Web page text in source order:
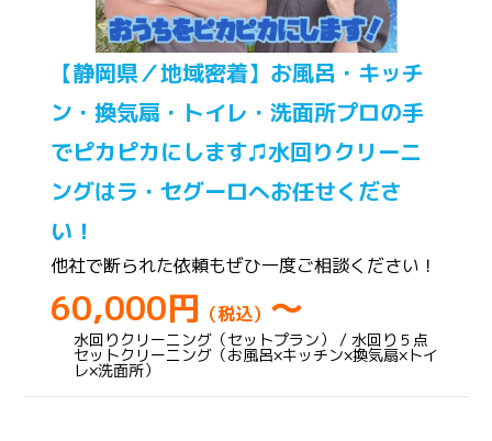
【静岡県／地域密着】お風呂・キッチ
ン・換気扇・トイレ・洗面所プロの手
でピカピカにします♫水回りクリーニ
ングはラ・セグーロへお任せくださ
い！
他社で断られた依頼もぜひ一度ご相談ください！
60,000円 （税込） ～
水回りクリーニング（セットプラン） / 水回り５点
セットクリーニング（お風呂×キッチン×換気扇×トイ
レ×洗面所）